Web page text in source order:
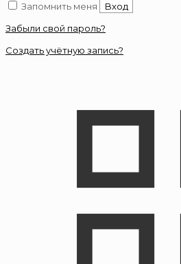
Запомнить меня
Вход
Забыли свой пароль?
Создать учётную запись?